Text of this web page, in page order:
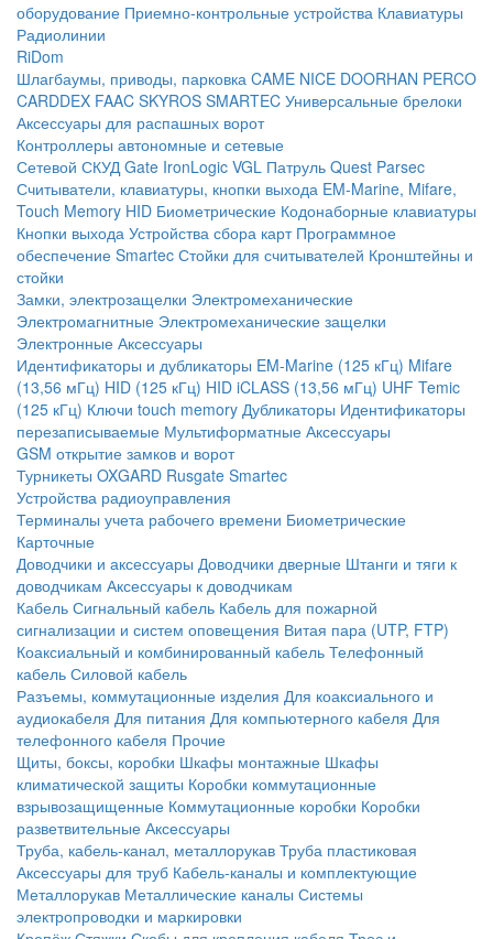
оборудование Приемно-контрольные устройства Клавиатуры
Радиолинии
RiDom
Шлагбаумы, приводы, парковка CAME NICE DOORHAN PERCO
CARDDEX FAAC SKYROS SMARTEC Универсальные брелоки
Аксессуары для распашных ворот
Контроллеры автономные и сетевые
Сетевой СКУД Gate IronLogic VGL Патруль Quest Parsec
Считыватели, клавиатуры, кнопки выхода EM-Marine, Mifare,
Touch Memory HID Биометрические Кодонаборные клавиатуры
Кнопки выхода Устройства сбора карт Программное
обеспечение Smartec Стойки для считывателей Кронштейны и
стойки
Замки, электрозащелки Электромеханические
Электромагнитные Электромеханические защелки
Электронные Аксессуары
Идентификаторы и дубликаторы EM-Marine (125 кГц) Mifare
(13,56 мГц) HID (125 кГц) HID iCLASS (13,56 мГц) UHF Temic
(125 кГц) Ключи touch memory Дубликаторы Идентификаторы
перезаписываемые Мультиформатные Аксессуары
GSM открытие замков и ворот
Турникеты OXGARD Rusgate Smartec
Устройства радиоуправления
Терминалы учета рабочего времени Биометрические
Карточные
Доводчики и аксессуары Доводчики дверные Штанги и тяги к
доводчикам Аксессуары к доводчикам
Кабель Сигнальный кабель Кабель для пожарной
сигнализации и систем оповещения Витая пара (UTP, FTP)
Коаксиальный и комбинированный кабель Телефонный
кабель Силовой кабель
Разъемы, коммутационные изделия Для коаксиального и
аудиокабеля Для питания Для компьютерного кабеля Для
телефонного кабеля Прочие
Щиты, боксы, коробки Шкафы монтажные Шкафы
климатической защиты Коробки коммутационные
взрывозащищенные Коммутационные коробки Коробки
разветвительные Аксессуары
Труба, кабель-канал, металлорукав Труба пластиковая
Аксессуары для труб Кабель-каналы и комплектующие
Металлорукав Металлические каналы Системы
электропроводки и маркировки